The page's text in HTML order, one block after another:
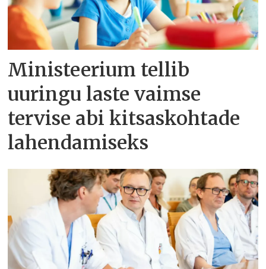
Ministeerium tellib
uuringu laste vaimse
tervise abi kitsaskohtade
lahendamiseks